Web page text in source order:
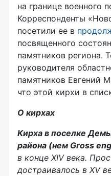
на границе военного
Корреспонденты
посетили ее в
посвященного
памятников региона.
руководителя
памятников Евгений
что этой кирхи в
О кирхах
Кирха в поселке
района (нем Gross
в конце XIV века.
достраивалось в XV